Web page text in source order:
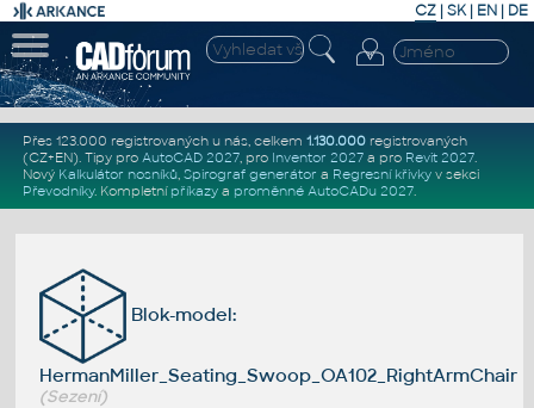
CZ | SK| EN | DE
Přes 123.000 registrovaných u nás, celkem 1.130.000registrovaných
(CZ+EN). Tipy pro AutoCAD 2027, pro Inventor 2027a pro Revit 2027.
Nový Kalkulátor nosníků, Spirograf generátor a Regresní křivkyv sekci
Převodníky. Kompletní příkazya proměnné AutoCADu 2027.
Blok-model:
HermanMiller_Seating_Swoop_OA102_RightArmChair
(Sezení)